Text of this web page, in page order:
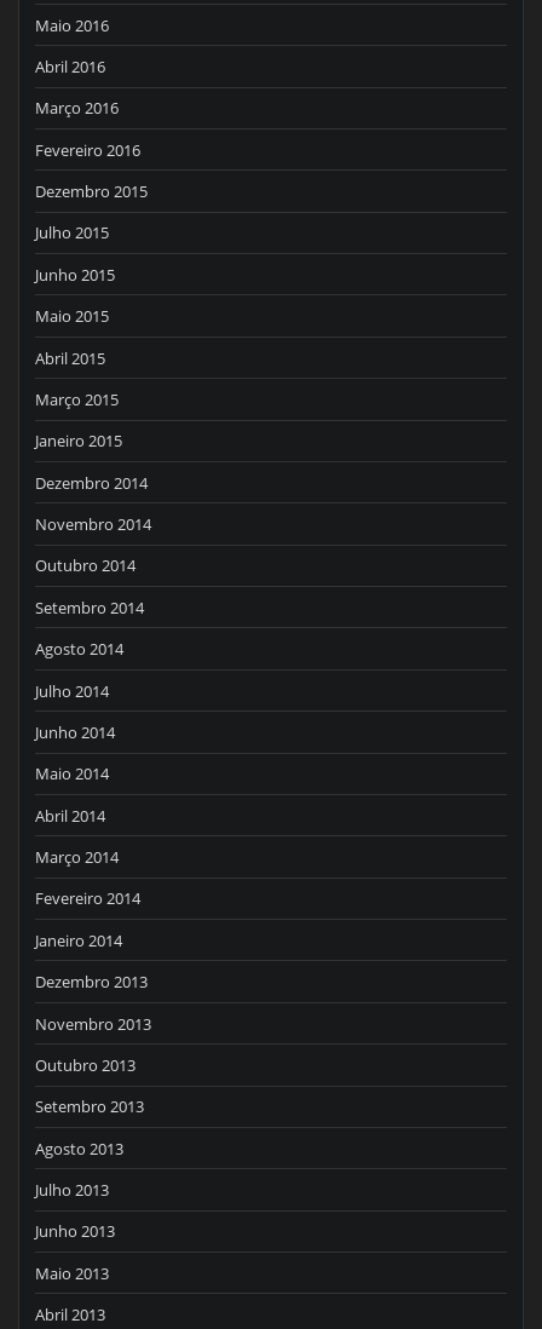
Maio 2016
Abril 2016
Março 2016
Fevereiro 2016
Dezembro 2015
Julho 2015
Junho 2015
Maio 2015
Abril 2015
Março 2015
Janeiro 2015
Dezembro 2014
Novembro 2014
Outubro 2014
Setembro 2014
Agosto 2014
Julho 2014
Junho 2014
Maio 2014
Abril 2014
Março 2014
Fevereiro 2014
Janeiro 2014
Dezembro 2013
Novembro 2013
Outubro 2013
Setembro 2013
Agosto 2013
Julho 2013
Junho 2013
Maio 2013
Abril 2013